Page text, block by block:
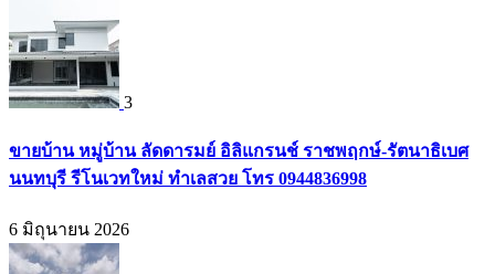
3
ขายบ้าน หมู่บ้าน ลัดดารมย์ อิลิแกรนช์ ราชพฤกษ์-รัตนาธิเบศ
นนทบุรี รีโนเวทใหม่ ทำเลสวย โทร 0944836998
6 มิถุนายน 2026